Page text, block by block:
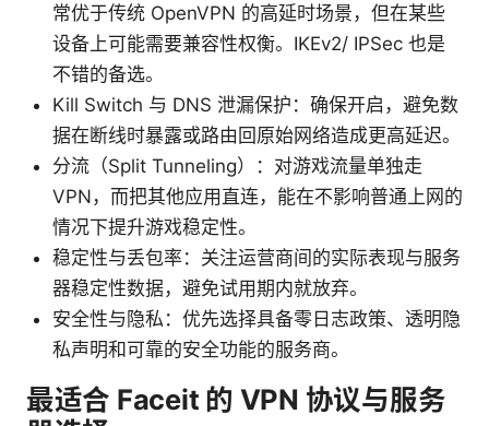
常优于传统 OpenVPN 的高延时场景，但在某些
设备上可能需要兼容性权衡。IKEv2/ IPSec 也是
不错的备选。
Kill Switch 与 DNS 泄漏保护：确保开启，避免数
据在断线时暴露或路由回原始网络造成更高延迟。
分流（Split Tunneling）：对游戏流量单独走
VPN，而把其他应用直连，能在不影响普通上网的
情况下提升游戏稳定性。
稳定性与丢包率：关注运营商间的实际表现与服务
器稳定性数据，避免试用期内就放弃。
安全性与隐私：优先选择具备零日志政策、透明隐
私声明和可靠的安全功能的服务商。
最适合 Faceit 的 VPN 协议与服务